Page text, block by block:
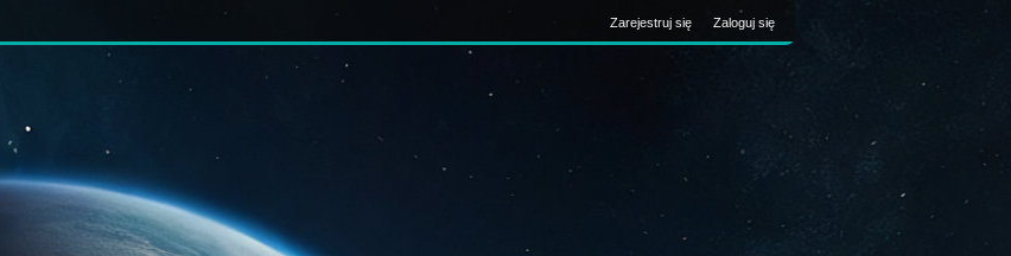
Zarejestruj się Zaloguj się